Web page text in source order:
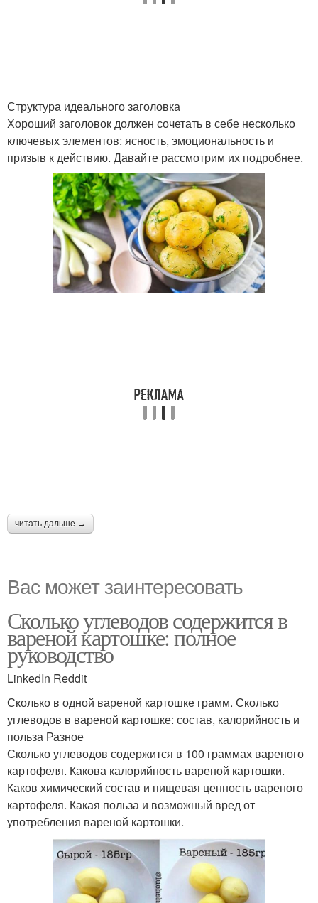
Структура идеального заголовка
Хороший заголовок должен сочетать в себе несколько
ключевых элементов: ясность, эмоциональность и
призыв к действию. Давайте рассмотрим их подробнее.
читать дальше →
Вас может заинтересовать
Сколько углеводов содержится в
вареной картошке: полное
руководство
LinkedIn Reddit
Сколько в одной вареной картошке грамм. Сколько
углеводов в вареной картошке: состав, калорийность и
польза Разное
Сколько углеводов содержится в 100 граммах вареного
картофеля. Какова калорийность вареной картошки.
Каков химический состав и пищевая ценность вареного
картофеля. Какая польза и возможный вред от
употребления вареной картошки.